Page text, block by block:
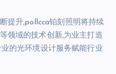
提升,pollcca铂刻照明将持续
领域的技术创新,为业主打造
的光环境设计服务赋能行业